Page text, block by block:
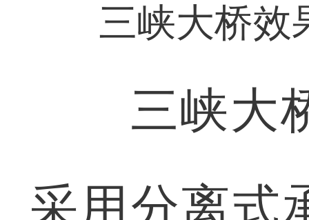
三峡大桥效
三峡大桥
采用分离式